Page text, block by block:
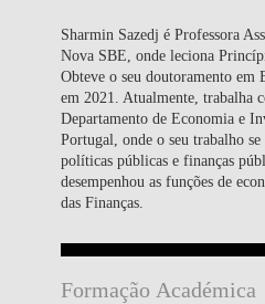
Sharmin Sazedj é Professora
Nova SBE, onde leciona
Obteve o seu doutoramento em
em 2021. Atualmente, trabalha
Departamento de Economia e
Portugal, onde o seu trabalho se
políticas públicas e finanças
desempenhou as funções de
das Finanças.
Formação Académica